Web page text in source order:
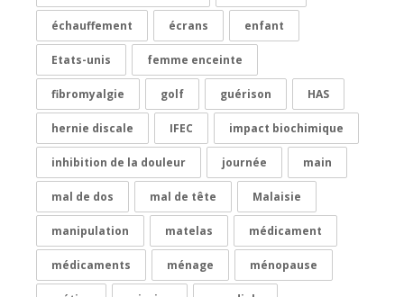
échauffement écrans enfant
Etats-unis femme enceinte
fibromyalgie golf guérison HAS
hernie discale IFEC impact biochimique
inhibition de la douleur journée main
mal de dos mal de tête Malaisie
manipulation matelas médicament
médicaments ménage ménopause